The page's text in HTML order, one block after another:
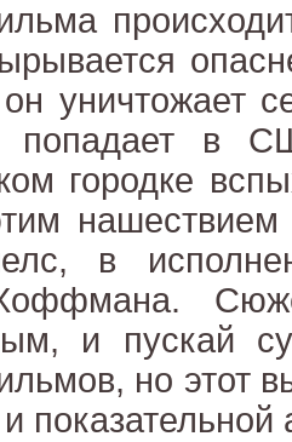
он уничтожает
попадает в
городке
нашествием
в
и пускай
но этот
показательной